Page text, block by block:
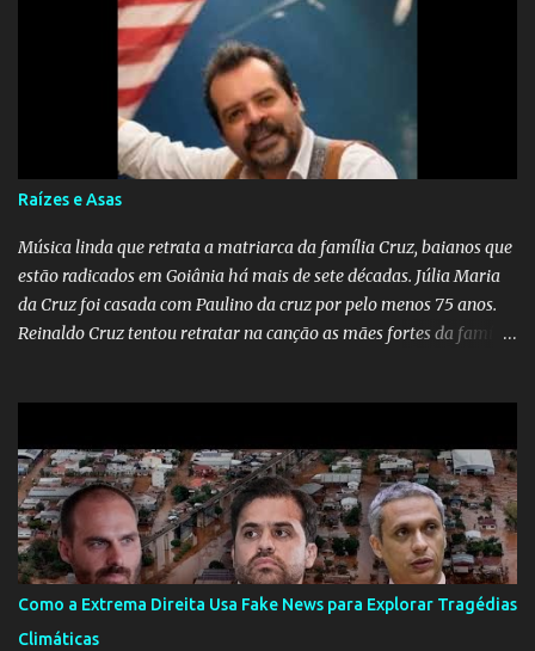
Raízes e Asas
Música linda que retrata a matriarca da família Cruz, baianos que
estão radicados em Goiânia há mais de sete décadas. Júlia Maria
da Cruz foi casada com Paulino da cruz por pelo menos 75 anos.
Reinaldo Cruz tentou retratar na canção as mães fortes da família
Como a Extrema Direita Usa Fake News para Explorar Tragédias
Climáticas